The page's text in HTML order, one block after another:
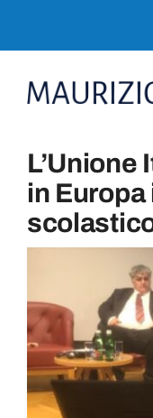
content
Home
Biografia
Curiosità e
Link utili
L’Unione
in